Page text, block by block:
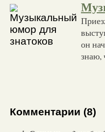
он
знаю,
Комментарии (8)